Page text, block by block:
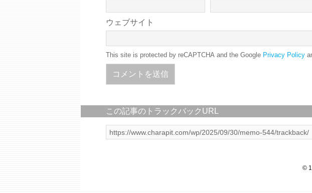
ウェブサイト
This site is protected by reCAPTCHA and the Google Privacy Policy
この記事のトラックバックURL
©